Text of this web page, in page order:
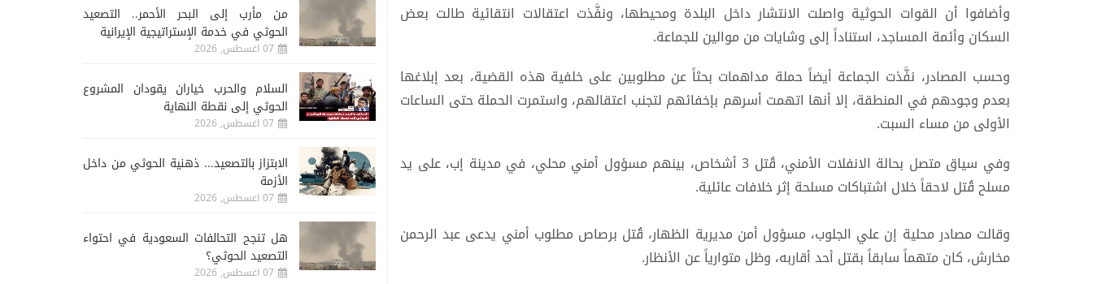
وأضافوا أن القوات الحوثية واصلت الانتشار داخل البلدة ومحيطها، ونفَّذت اعتقالات انتقائية طالت بعض
السكان وأئمة المساجد، استناداً إلى وشايات من موالين للجماعة.
وحسب المصادر، نفَّذت الجماعة أيضاً حملة مداهمات بحثاً عن مطلوبين على خلفية هذه القضية، بعد إبلاغها
بعدم وجودهم في المنطقة، إلا أنها اتهمت أسرهم بإخفائهم لتجنب اعتقالهم، واستمرت الحملة حتى الساعات
الأولى من مساء السبت.
وفي سياق متصل بحالة الانفلات الأمني، قُتل 3 أشخاص، بينهم مسؤول أمني محلي، في مدينة إب، على يد
مسلح قُتل لاحقاً خلال اشتباكات مسلحة إثر خلافات عائلية.
وقالت مصادر محلية إن علي الجلوب، مسؤول أمن مديرية الظهار، قُتل برصاص مطلوب أمني يدعى عبد الرحمن
مخارش، كان متهماً سابقاً بقتل أحد أقاربه، وظل متوارياً عن الأنظار.
من مأرب إلى البحر الأحمر.. التصعيد
الحوثي في خدمة الإستراتيجية الإيرانية
07 اغسطس, 2026
السلام والحرب خياران يقودان المشروع
الحوثي إلى نقطة النهاية
07 اغسطس, 2026
الابتزاز بالتصعيد... ذهنية الحوثي من داخل
الأزمة
07 اغسطس, 2026
هل تنجح التحالفات السعودية في احتواء
التصعيد الحوثي؟
07 اغسطس, 2026